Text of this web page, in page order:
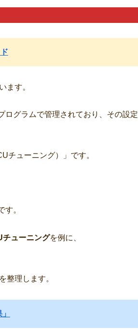
ます。
ログラムで管理されており、その設定
チューニング）」です。
す。
チューニングを例に、
整理します。